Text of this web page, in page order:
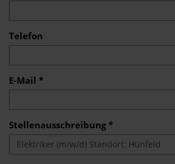
Telefon
E-Mail *
Stellenausschreibung *